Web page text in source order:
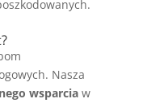
Nasza
wsparciaw